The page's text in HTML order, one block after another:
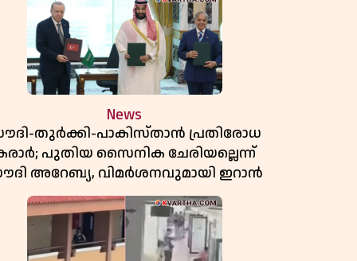
News
തുർക്കി-പാകിസ്താൻ പ്രതിരോധ
പുതിയ സൈനിക ചേരിയല്ലെന്ന്
അറേബ്യ, വിമർശനവുമായി ഇറാൻ